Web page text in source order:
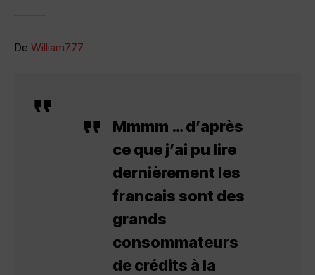
———
De William777
Mmmm … d’après
ce que j’ai pu lire
dernièrement les
francais sont des
grands
consommateurs
de crédits à la